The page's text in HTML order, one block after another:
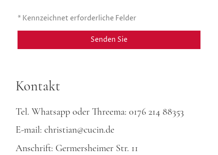
* Kennzeichnet erforderliche Felder
Senden Sie
Kontakt
Tel. Whatsapp oder Threema: 0176 214 88353
E-mail: christian@cucin.de
Anschrift: Germersheimer Str. 11